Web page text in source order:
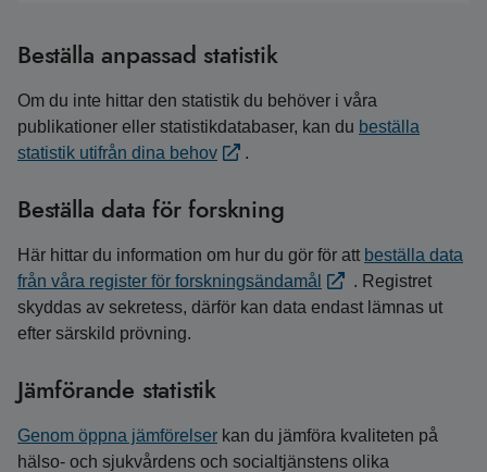
Beställa anpassad statistik
Om du inte hittar den statistik du behöver i våra
publikationer eller statistikdatabaser, kan du beställa
statistik utifrån dina behov
.
Beställa data för forskning
Här hittar du information om hur du gör för att beställa data
från våra register för forskningsändamål
. Registret
skyddas av sekretess, därför kan data endast lämnas ut
efter särskild prövning.
Jämförande statistik
Genom öppna jämförelser kan du jämföra kvaliteten på
hälso- och sjukvårdens och socialtjänstens olika